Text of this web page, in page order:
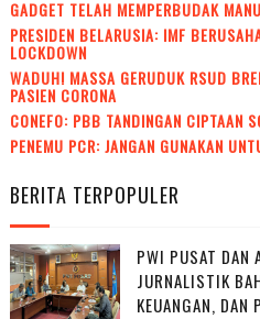
GADGET TELAH MEMPERBUDAK
PRESIDEN BELARUSIA: IMF
LOCKDOWN
WADUH! MASSA GERUDUK RSUD
PASIEN CORONA
CONEFO: PBB TANDINGAN CIPTAAN
PENEMU PCR: JANGAN GUNAKAN
BERITA TERPOPULER
PWI PUSAT DAN
JURNALISTIK
KEUANGAN, DAN